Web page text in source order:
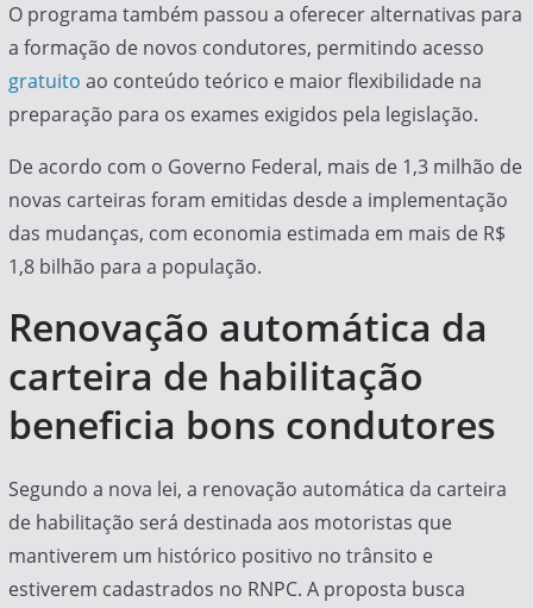
O programa também passou a oferecer alternativas para
a formação de novos condutores, permitindo acesso
gratuito ao conteúdo teórico e maior flexibilidade na
preparação para os exames exigidos pela legislação.
De acordo com o Governo Federal, mais de 1,3 milhão de
novas carteiras foram emitidas desde a implementação
das mudanças, com economia estimada em mais de R$
1,8 bilhão para a população.
Renovação automática da
carteira de habilitação
beneficia bons condutores
Segundo a nova lei, a renovação automática da carteira
de habilitação será destinada aos motoristas que
mantiverem um histórico positivo no trânsito e
estiverem cadastrados no RNPC. A proposta busca